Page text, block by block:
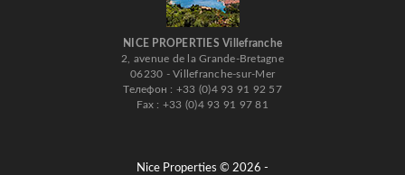
NICE PROPERTIES Villefranche
2, avenue de la Grande-Bretagne
06230 - Villefranche-sur-Mer
Телефон : +33 (0)4 93 91 92 57
Fax : +33 (0)4 93 91 97 81
Nice Properties © 2026 -